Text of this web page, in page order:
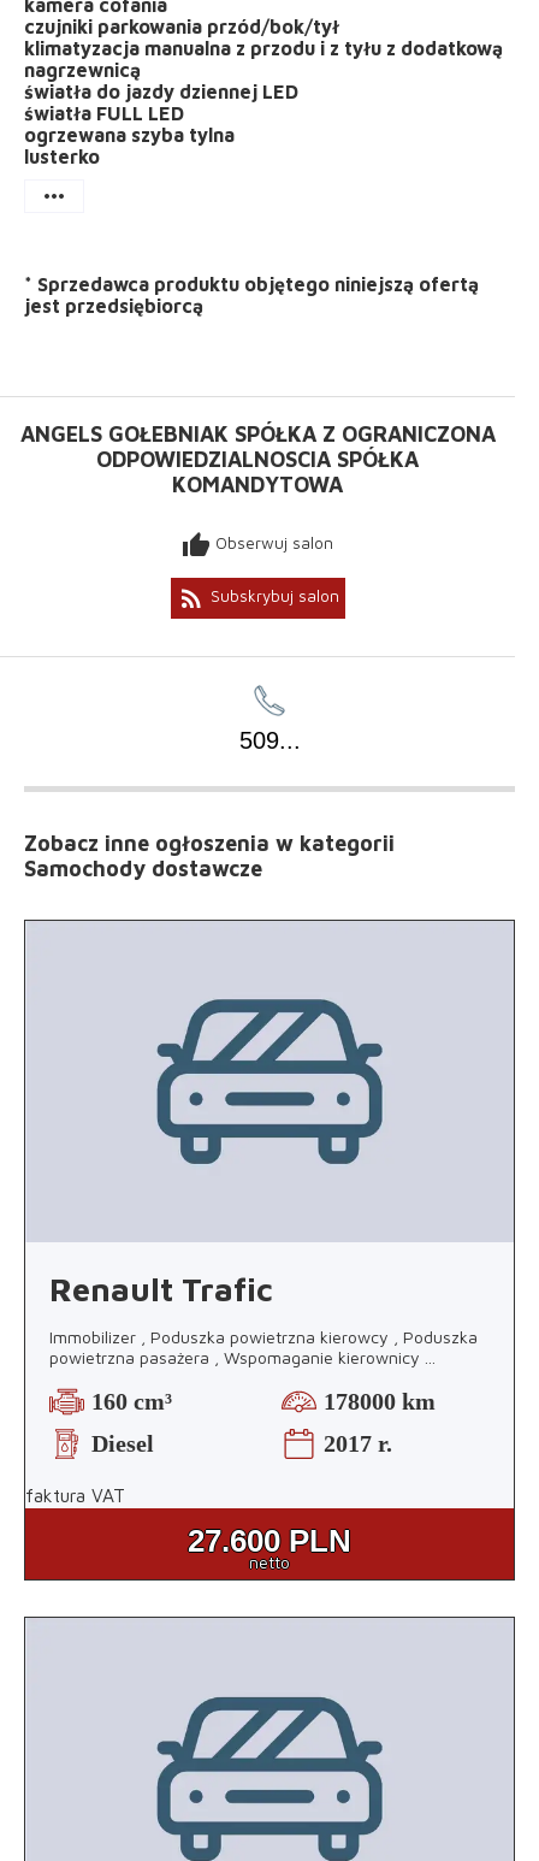
kamera cofania
czujniki parkowania przód/bok/tył
klimatyzacja manualna z przodu i z tyłu z dodatkową
nagrzewnicą
światła do jazdy dziennej LED
światła FULL LED
ogrzewana szyba tylna
lusterko
more_horiz
* Sprzedawca produktu objętego niniejszą ofertą
jest przedsiębiorcą
ANGELS GOŁEBNIAK SPÓŁKA Z OGRANICZONA
ODPOWIEDZIALNOSCIA SPÓŁKA
KOMANDYTOWA
thumb_up Obserwuj salon
rss_feed Subskrybuj salon
509...
Zobacz inne ogłoszenia w kategorii
Samochody dostawcze
Renault Trafic
Immobilizer , Poduszka powietrzna kierowcy , Poduszka
powietrzna pasażera , Wspomaganie kierownicy
160 cm³
178000 km
Diesel
2017 r.
faktura VAT
27.600 PLN
netto